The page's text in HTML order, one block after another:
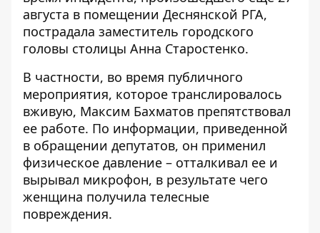
августа в помещении Деснянской РГА,
пострадала заместитель городского
головы столицы Анна Старостенко.
В частности, во время публичного
мероприятия, которое транслировалось
вживую, Максим Бахматов препятствовал
ее работе. По информации, приведенной
в обращении депутатов, он применил
физическое давление – отталкивал ее и
вырывал микрофон, в результате чего
женщина получила телесные
повреждения.